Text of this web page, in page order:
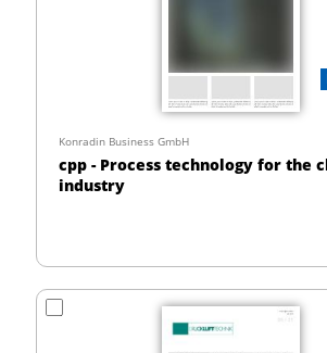
Konradin Business GmbH
cpp - Process technology for the
industry